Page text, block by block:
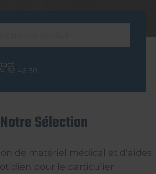
56 46 30
Notre Sélection
de matériel médical et d'aides
pour le particulier